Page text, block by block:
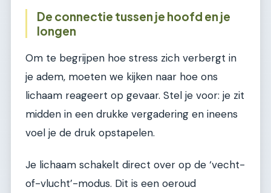
De connectie tussen je hoofd en je
longen
Om te begrijpen hoe stress zich verbergt in
je adem, moeten we kijken naar hoe ons
lichaam reageert op gevaar. Stel je voor: je zit
midden in een drukke vergadering en ineens
voel je de druk opstapelen.
Je lichaam schakelt direct over op de ‘vecht-
of-vlucht’-modus. Dit is een oeroud